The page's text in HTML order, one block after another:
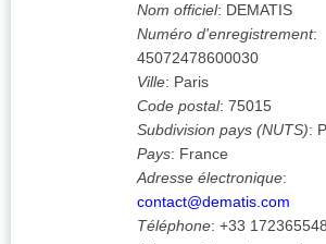
Nom officiel: DEMATIS
Numéro d'enregistrement:
45072478600030
Ville: Paris
Code postal: 75015
Subdivision pays (NUTS):
Pays: France
Adresse électronique:
contact@dematis.com
Téléphone: +33 172365548